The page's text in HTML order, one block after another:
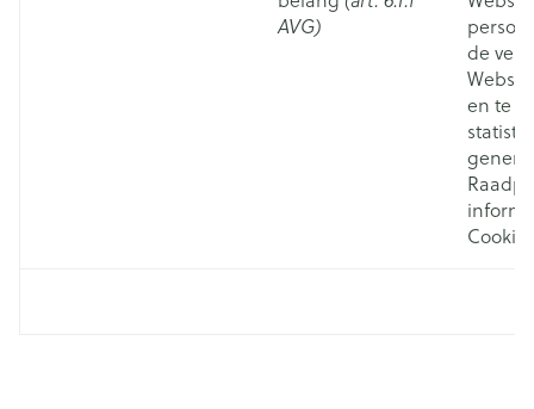
AVG)
de
en te